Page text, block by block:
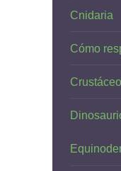
Cnidaria
Cómo